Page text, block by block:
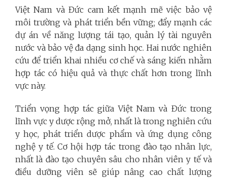
Việt Nam và Đức cam kết mạnh mẽ việc bảo vệ
môi trường và phát triển bền vững; đẩy mạnh các
dự án về năng lượng tái tạo, quản lý tài nguyên
nước và bảo vệ đa dạng sinh học. Hai nước nghiên
cứu để triển khai nhiều cơ chế và sáng kiến nhằm
hợp tác có hiệu quả và thực chất hơn trong lĩnh
vực này.
Triển vọng hợp tác giữa Việt Nam và Đức trong
lĩnh vực y dược rộng mở, nhất là trong nghiên cứu
y học, phát triển dược phẩm và ứng dụng công
nghệ y tế. Cơ hội hợp tác trong đào tạo nhân lực,
nhất là đào tạo chuyên sâu cho nhân viên y tế và
điều dưỡng viên sẽ giúp nâng cao chất lượng